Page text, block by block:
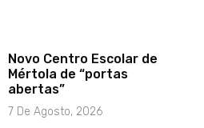
Novo Centro Escolar de
Mértola de “portas
abertas”
7 De Agosto, 2026